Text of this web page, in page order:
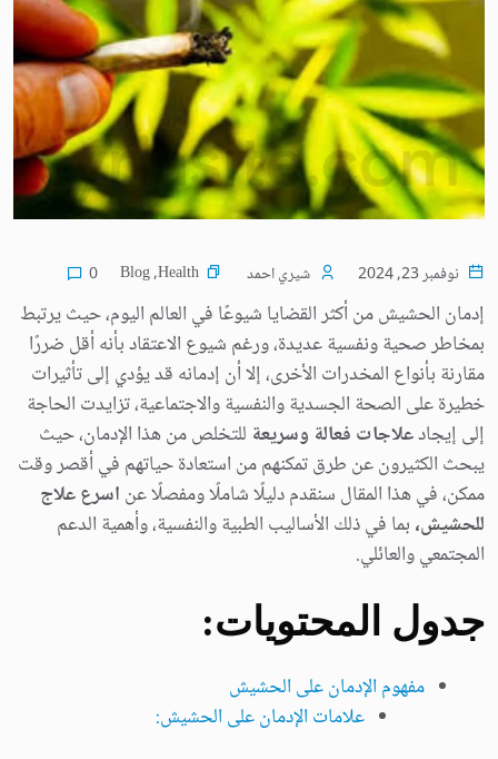
نوفمبر 23, 2024 شيري احمد Health
,
Blog
0
إدمان الحشيش من أكثر القضايا شيوعًا في العالم اليوم، حيث يرتبط
بمخاطر صحية ونفسية عديدة، ورغم شيوع الاعتقاد بأنه أقل ضررًا
مقارنة بأنواع المخدرات الأخرى، إلا أن إدمانه قد يؤدي إلى تأثيرات
خطيرة على الصحة الجسدية والنفسية والاجتماعية، تزايدت الحاجة
إلى إيجادعلاجات فعالة وسريعة للتخلص من هذا الإدمان، حيث
يبحث الكثيرون عن طرق تمكنهم من استعادة حياتهم في أقصر وقت
ممكن، في هذا المقال سنقدم دليلًا شاملًا ومفصلًا عن اسرع علاج
للحشيش، بما في ذلك الأساليب الطبية والنفسية، وأهمية الدعم
المجتمعي والعائلي.
جدول المحتويات:
مفهوم الإدمان على الحشيش
علامات الإدمان على الحشيش: